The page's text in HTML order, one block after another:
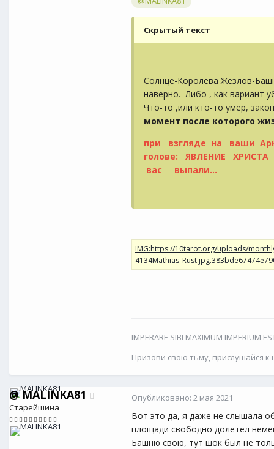
Скрытый текст
Солнце-Королева Жезлов-
наверно. Либо , как вариант
Что-то ,или кто-то умер,
момент после которого
при взгляде на ваши
голове: ЯВЛЕНИЕ
вас выпали...
IMPERARE SIBI MAXIMUM IMPERIUM
Призови свою тьму, прислушайся к
@MALINKA81
Старейшина
Опубликовано: 2 мая 2021
Вот это да, я даже не слышала
площади свободно долетел
Башню свою, тут шок был не